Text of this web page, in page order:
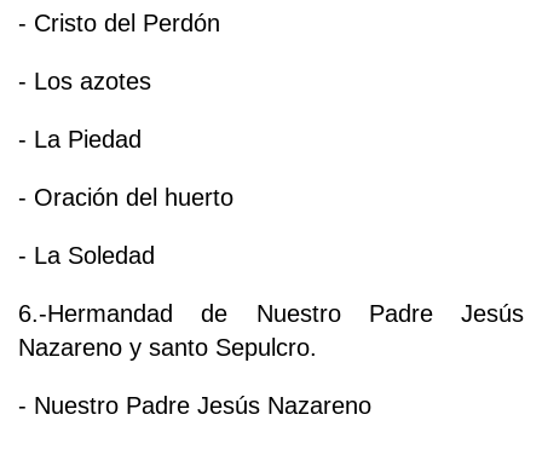
- Cristo del Perdón
- Los azotes
- La Piedad
- Oración del huerto
- La Soledad
6.-Hermandad de Nuestro Padre Jesús
Nazareno y santo Sepulcro.
- Nuestro Padre Jesús Nazareno